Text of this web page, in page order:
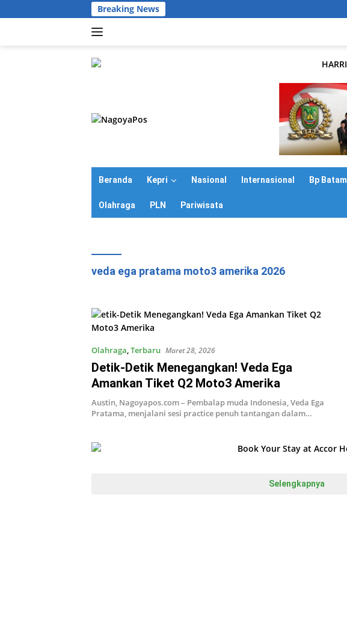
ke
Breaking News
Beranda Kepri Nasional Internasional Bp Batam
Olahraga PLN Pariwisata
veda ega pratama moto3 amerika 2026
Olahraga,Terbaru Maret 28, 2026
Detik-Detik Menegangkan! Veda Ega
Amankan Tiket Q2 Moto3 Amerika
Austin, Nagoyapos.com – Pembalap muda Indonesia, Veda Ega
Pratama, menjalani sesi practice penuh tantangan dalam…
Selengkapnya